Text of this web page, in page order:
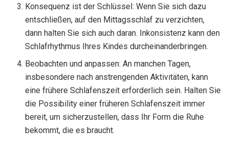
Konsequenz ist der Schlüssel: Wenn Sie sich dazu
entschließen, auf den Mittagsschlaf zu verzichten,
dann halten Sie sich auch daran. Inkonsistenz kann den
Schlafrhythmus Ihres Kindes durcheinanderbringen.
Beobachten und anpassen: An manchen Tagen,
insbesondere nach anstrengenden Aktivitäten, kann
eine frühere Schlafenszeit erforderlich sein. Halten Sie
die Possibility einer früheren Schlafenszeit immer
bereit, um sicherzustellen, dass Ihr Form die Ruhe
bekommt, die es braucht.